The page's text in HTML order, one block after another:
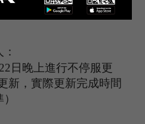
22 日晚上進行不停服更
新，實際更新完成時間